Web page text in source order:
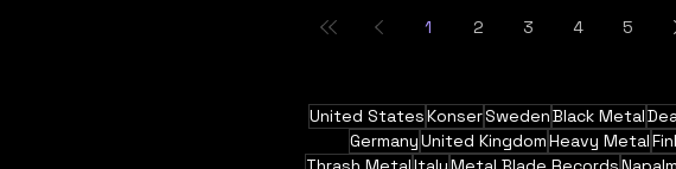
1 2 3 4 5
United StatesKonserSwedenBlack Metal
GermanyUnited KingdomHeavy Metal